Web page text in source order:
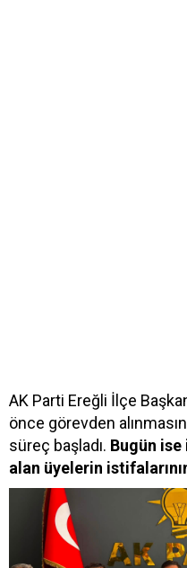
AK Parti Ereğli İlçe
önce görevden
süreç başladı. Bugün
alan üyelerin